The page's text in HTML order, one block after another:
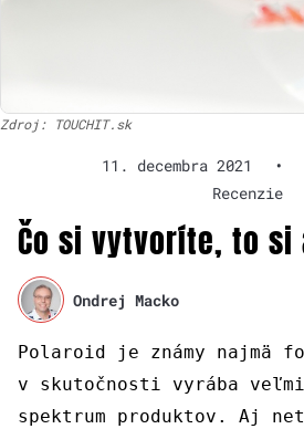
Zdroj: TOUCHIT.sk
11. decembra 2021 •
Recenzie
Čo si vytvoríte, to si
Ondrej Macko
Polaroid je známy najmä
v skutočnosti vyrába
spektrum produktov. Aj